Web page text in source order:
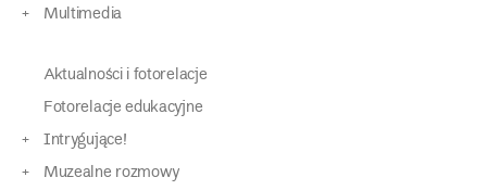
Multimedia
Aktualności i fotorelacje
Fotorelacje edukacyjne
Intrygujące!
Muzealne rozmowy